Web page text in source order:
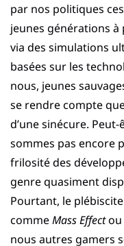
par nos politiques
jeunes générations
via des simulations
basées sur les
nous, jeunes
se rendre compte
d’une sinécure.
sommes pas encore
frilosité des
genre quasiment
Pourtant, le
commeMass Effectou
nous autres gamers